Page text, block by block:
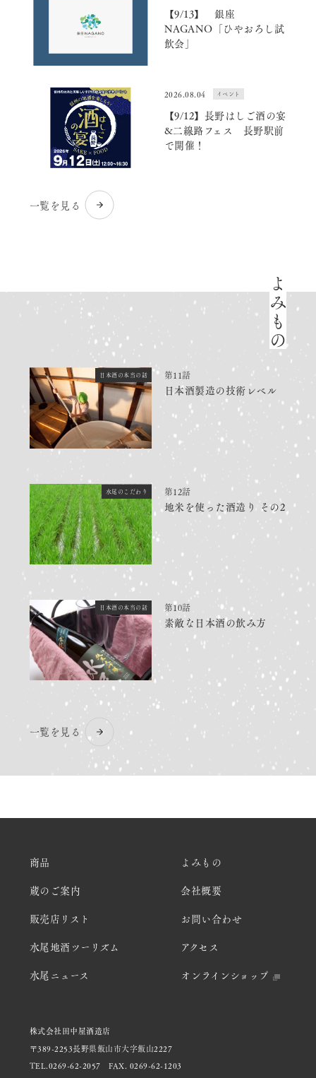
【9/13】 銀座
NAGANO「ひやおろし試
飲会」
2026.08.04 イベント
【9/12】長野はしご酒の宴
&二線路フェス 長野駅前
で開催！
一覧を見る
よみもの
日本酒の本当の話 第11話
日本酒製造の技術レベル
水尾のこだわり 第12話
地米を使った酒造り その2
日本酒の本当の話 第10話
素敵な日本酒の飲み方
一覧を見る
商品
蔵のご案内
販売店リスト
水尾地酒ツーリズム
水尾ニュース
よみもの
会社概要
お問い合わせ
アクセス
オンラインショップ
株式会社田中屋酒造店
〒389-2253長野県飯山市大字飯山2227
TEL.0269-62-2057
FAX. 0269-62-1203